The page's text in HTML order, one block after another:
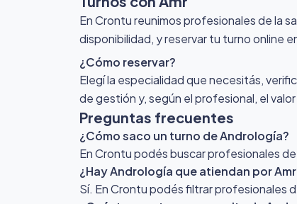
En Crontu reunimos profesionales de la
disponibilidad, y reservar tu turno online
¿Cómo reservar?
Elegí la especialidad que necesitás,
de gestión y, según el profesional, el
Preguntas frecuentes
¿Cómo saco un turno de Andrología?
En Crontu podés buscar profesionales
¿Hay Andrología que atiendan por
Sí. En Crontu podés filtrar profesionales